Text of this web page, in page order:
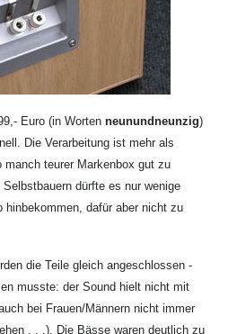
Euro (in Worten neunundneunzig)
Die Verarbeitung ist mehr als
manch teurer Markenbox gut zu
dürfte es nur wenige
hinbekommen, dafür aber nicht zu
die Teile gleich angeschlossen -
musste: der Sound hielt nicht mit
bei Frauen/Männern nicht immer
. . .). Die Bässe waren deutlich zu